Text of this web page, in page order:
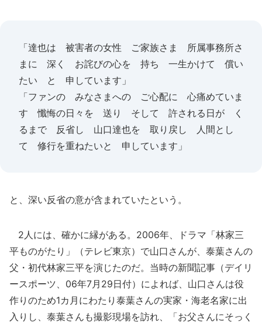
「達也は 被害者の女性 ご家族さま 所属事務所さ
まに 深く お詫びの心を 持ち 一生かけて 償い
たい と 申しています」
「ファンの みなさまへの ご心配に 心痛めていま
す 懺悔の日々を 送り そして 許される日が く
るまで 反省し 山口達也を 取り戻し 人間とし
て 修行を重ねたいと 申しています」
と、深い反省の意が含まれていたという。
2人には、確かに縁がある。2006年、ドラマ「林家三
平ものがたり」（テレビ東京）で山口さんが、泰葉さんの
父・初代林家三平を演じたのだ。当時の新聞記事（デイリ
ースポーツ、06年7月29日付）によれば、山口さんは役
作りのため1カ月にわたり泰葉さんの実家・海老名家に出
入りし、泰葉さんも撮影現場を訪れ、「お父さんにそっく